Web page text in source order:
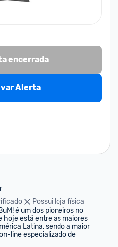
encerrada
Alerta
Possui loja física
é um dos pioneiros no
hoje está entre as maiores
Latina, sendo a maior
line especializado de